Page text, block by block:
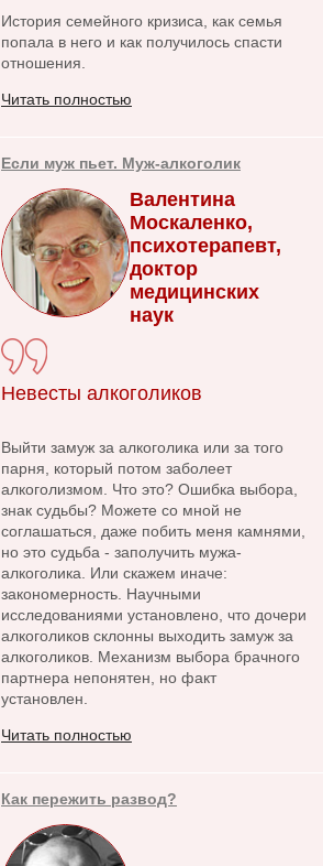
История семейного кризиса, как семья
попала в него и как получилось спасти
отношения.
Читать полностью
Если муж пьет. Муж-алкоголик
Валентина
Москаленко,
психотерапевт,
доктор
медицинских
наук
Невесты алкоголиков
Выйти замуж за алкоголика или за того
парня, который потом заболеет
алкоголизмом. Что это? Ошибка выбора,
знак судьбы? Можете со мной не
соглашаться, даже побить меня камнями,
но это судьба - заполучить мужа-
алкоголика. Или скажем иначе:
закономерность. Научными
исследованиями установлено, что дочери
алкоголиков склонны выходить замуж за
алкоголиков. Механизм выбора брачного
партнера непонятен, но факт
установлен.
Читать полностью
Как пережить развод?